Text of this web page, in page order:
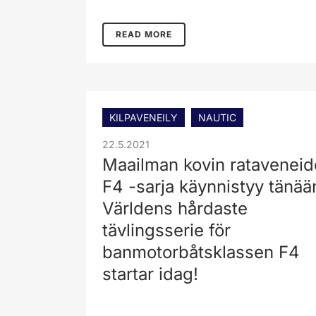
READ MORE
KILPAVENEILY NAUTIC
22.5.2021
Maailman kovin
F4 -sarja käynnistyy
Världens hårdaste
tävlingsserie för
banmotorbåtsklassen F4
startar idag!